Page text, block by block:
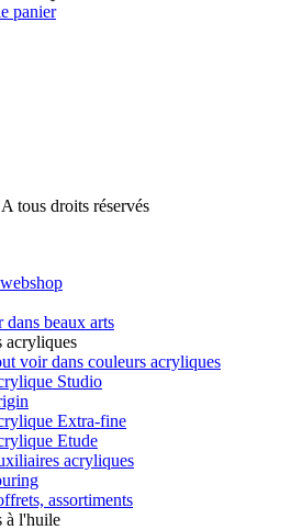
panier
tous droits réservés
beaux arts
acryliques
voir dans couleurs acryliques
Studio
Extra-fine
Etude
acryliques
assortiments
à l'huile